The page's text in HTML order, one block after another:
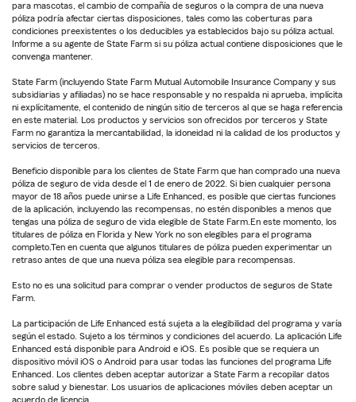
para mascotas, el cambio de compañía de seguros o la compra de una nueva
póliza podría afectar ciertas disposiciones, tales como las coberturas para
condiciones preexistentes o los deducibles ya establecidos bajo su póliza actual.
Informe a su agente de State Farm si su póliza actual contiene disposiciones que le
convenga mantener.
State Farm (incluyendo State Farm Mutual Automobile Insurance Company y sus
subsidiarias y afiliadas) no se hace responsable y no respalda ni aprueba, implícita
ni explícitamente, el contenido de ningún sitio de terceros al que se haga referencia
en este material. Los productos y servicios son ofrecidos por terceros y State
Farm no garantiza la mercantabilidad, la idoneidad ni la calidad de los productos y
servicios de terceros.
Beneficio disponible para los clientes de State Farm que han comprado una nueva
póliza de seguro de vida desde el 1 de enero de 2022. Si bien cualquier persona
mayor de 18 años puede unirse a Life Enhanced, es posible que ciertas funciones
de la aplicación, incluyendo las recompensas, no estén disponibles a menos que
tengas una póliza de seguro de vida elegible de State Farm.En este momento, los
titulares de póliza en Florida y New York no son elegibles para el programa
completo.Ten en cuenta que algunos titulares de póliza pueden experimentar un
retraso antes de que una nueva póliza sea elegible para recompensas.
Esto no es una solicitud para comprar o vender productos de seguros de State
Farm.
La participación de Life Enhanced está sujeta a la elegibilidad del programa y varía
según el estado. Sujeto a los términos y condiciones del acuerdo. La aplicación Life
Enhanced está disponible para Android e iOS. Es posible que se requiera un
dispositivo móvil iOS o Android para usar todas las funciones del programa Life
Enhanced. Los clientes deben aceptar autorizar a State Farm a recopilar datos
sobre salud y bienestar. Los usuarios de aplicaciones móviles deben aceptar un
acuerdo de licencia.